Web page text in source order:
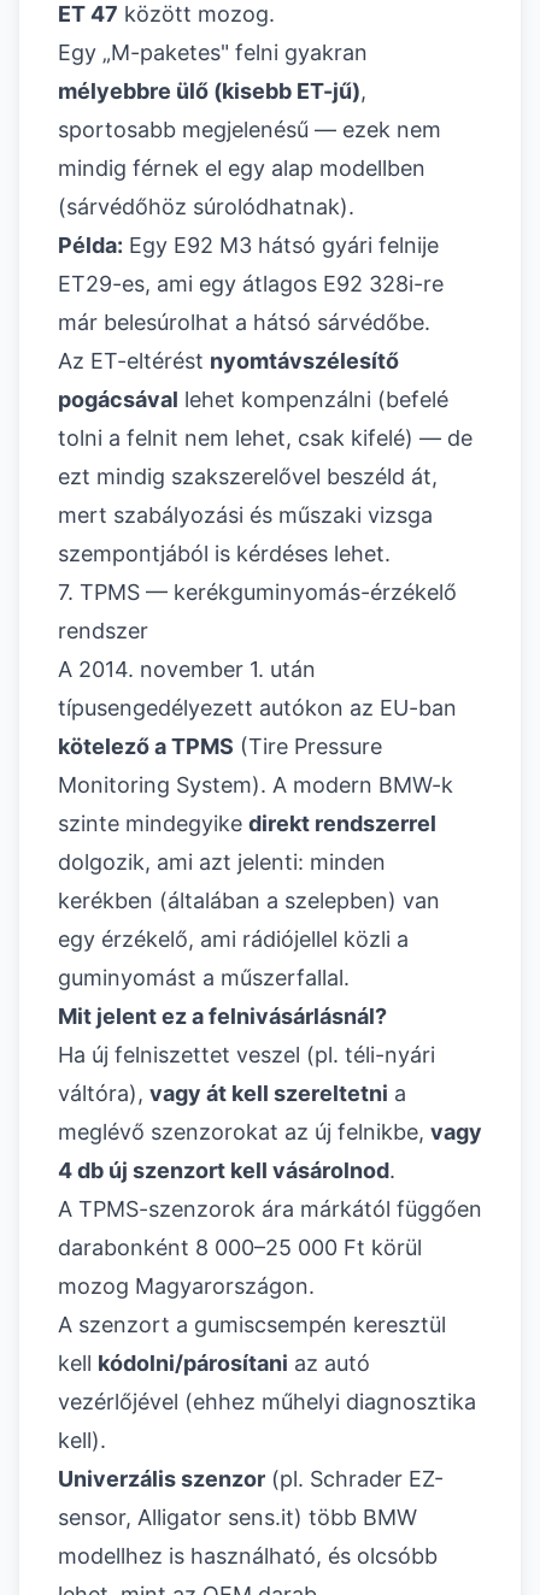
ET 47 között mozog.
Egy „M-paketes" felni gyakran
mélyebbre ülő (kisebb ET-jű),
sportosabb megjelenésű — ezek nem
mindig férnek el egy alap modellben
(sárvédőhöz súrolódhatnak).
Példa: Egy E92 M3 hátsó gyári felnije
ET29-es, ami egy átlagos E92 328i-re
már belesúrolhat a hátsó sárvédőbe.
Az ET-eltérést nyomtávszélesítő
pogácsával lehet kompenzálni (befelé
tolni a felnit nem lehet, csak kifelé) — de
ezt mindig szakszerelővel beszéld át,
mert szabályozási és műszaki vizsga
szempontjából is kérdéses lehet.
7. TPMS — kerékguminyomás-érzékelő
rendszer
A 2014. november 1. után
típusengedélyezett autókon az EU-ban
kötelező a TPMS (Tire Pressure
Monitoring System). A modern BMW-k
szinte mindegyike direkt rendszerrel
dolgozik, ami azt jelenti: minden
kerékben (általában a szelepben) van
egy érzékelő, ami rádiójellel közli a
guminyomást a műszerfallal.
Mit jelent ez a felnivásárlásnál?
Ha új felniszettet veszel (pl. téli-nyári
váltóra), vagy át kell szereltetni a
meglévő szenzorokat az új felnikbe, vagy
4 db új szenzort kell vásárolnod.
A TPMS-szenzorok ára márkától függően
darabonként 8 000–25 000 Ft körül
mozog Magyarországon.
A szenzort a gumiscsempén keresztül
kell kódolni/párosítani az autó
vezérlőjével (ehhez műhelyi diagnosztika
kell).
Univerzális szenzor (pl. Schrader EZ-
sensor, Alligator sens.it) több BMW
modellhez is használható, és olcsóbb